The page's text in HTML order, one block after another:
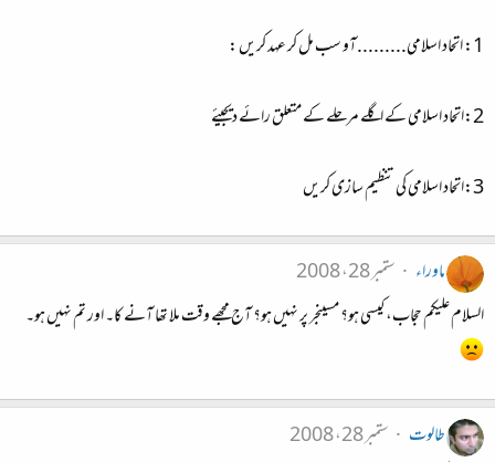
1: اتحاد اسلامی.........آو سب مل کر عہد کریں :
2:اتحاد اسلامی کے اگلے مرحلے کے متعلق رائے دیجیئے
3:اتحاد اسلامی کی تنظیم سازی کریں
ماوراء
ستمبر 28، 2008
السلام علیکم حجاب، کیسی ہو؟ مسینجر پر نہیں ہو؟ آج مجھے وقت ملا تھا آنے کا۔ اور تم نہیں ہو۔
طالوت
ستمبر 28، 2008